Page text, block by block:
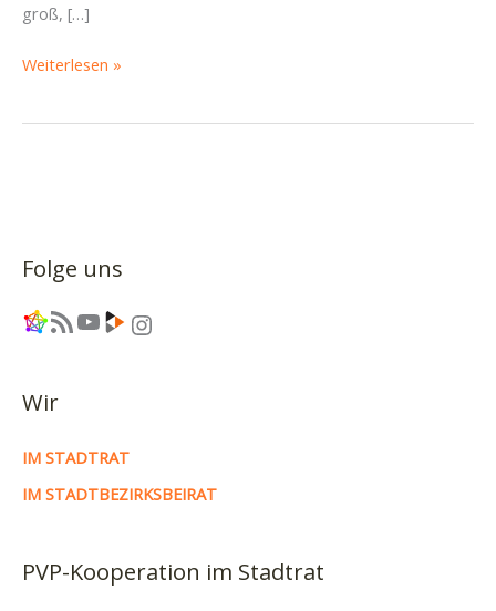
groß, […]
Haushalt
nicht
Weiterlesen »
Folge uns
Link RSS-Feed YouTube Link Instagram
Wir
IM STADTRAT
IM STADTBEZIRKSBEIRAT
PVP-Kooperation im Stadtrat